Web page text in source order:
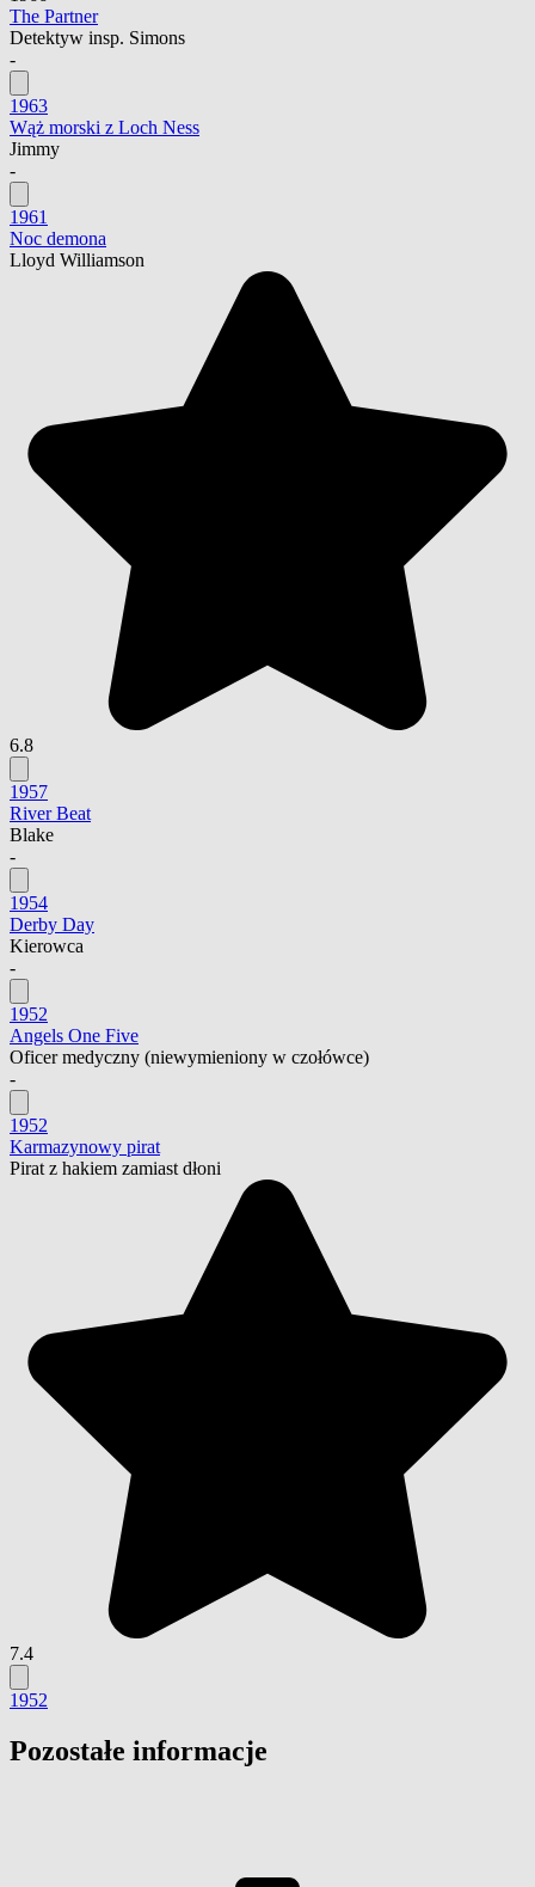
The Partner
Detektyw insp. Simons
-
1963
Wąż morski z Loch Ness
Jimmy
-
1961
Noc demona
Lloyd Williamson
6.8
1957
River Beat
Blake
-
1954
Derby Day
Kierowca
-
1952
Angels One Five
Oficer medyczny (niewymieniony w czołówce)
-
1952
Karmazynowy pirat
Pirat z hakiem zamiast dłoni
7.4
1952
Pozostałe informacje